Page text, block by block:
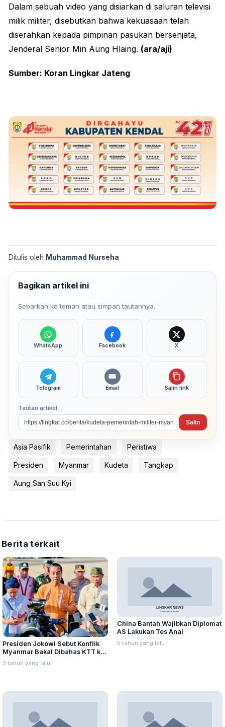
Dalam sebuah video yang disiarkan di saluran televisi
milik militer, disebutkan bahwa kekuasaan telah
diserahkan kepada pimpinan pasukan bersenjata,
Jenderal Senior Min Aung Hlaing. (ara/aji)
Sumber: Koran Lingkar Jateng
Ditulis oleh Muhammad Nurseha
Bagikan artikel ini
Sebarkan ke teman atau simpan tautannya.
WhatsApp Facebook X
Telegram Email Salin link
Tautan artikel
Salin
Asia Pasifik Pemerintahan Peristiwa
Presiden Myanmar Kudeta Tangkap
Aung San Suu Kyi
Berita terkait
Presiden Jokowi Sebut Konflik
Myanmar Bakal Dibahas KTT ke-
42 ASEAN
3 tahun yang lalu
China Bantah Wajibkan Diplomat
AS Lakukan Tes Anal
5 tahun yang lalu